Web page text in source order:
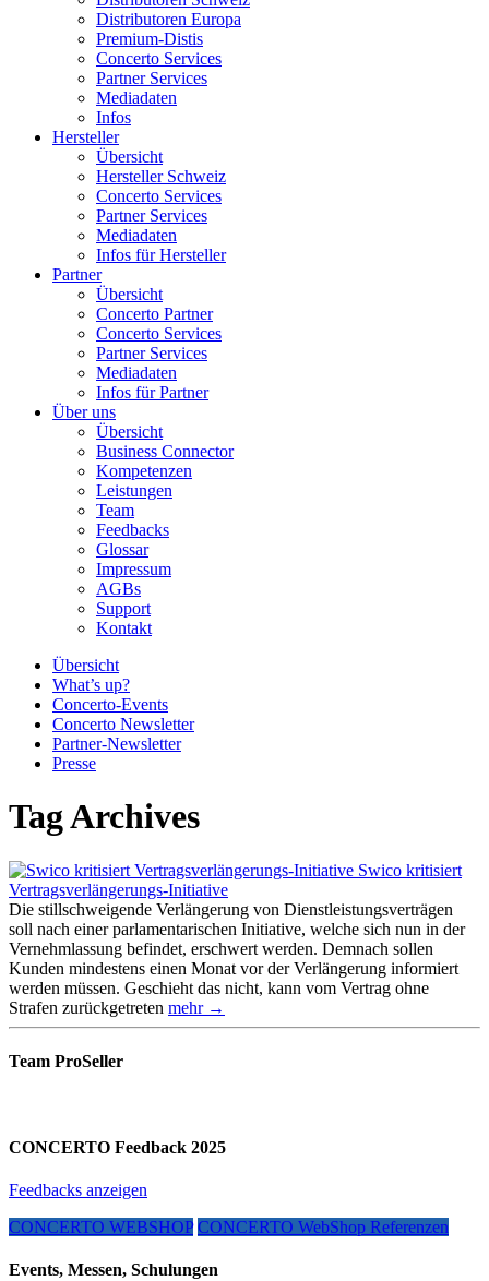
Distributoren Europa
Premium-Distis
Concerto Services
Partner Services
Mediadaten
Infos
Hersteller
Übersicht
Hersteller Schweiz
Concerto Services
Partner Services
Mediadaten
Infos für Hersteller
Partner
Übersicht
Concerto Partner
Concerto Services
Partner Services
Mediadaten
Infos für Partner
Über uns
Übersicht
Business Connector
Kompetenzen
Leistungen
Team
Feedbacks
Glossar
Impressum
AGBs
Support
Kontakt
Übersicht
What’s up?
Concerto-Events
Concerto Newsletter
Partner-Newsletter
Presse
Tag Archives
Swico kritisiert
Vertragsverlängerungs-Initiative
Die stillschweigende Verlängerung von Dienstleistungsverträgen
soll nach einer parlamentarischen Initiative, welche sich nun in der
Vernehmlassung befindet, erschwert werden. Demnach sollen
Kunden mindestens einen Monat vor der Verlängerung informiert
werden müssen. Geschieht das nicht, kann vom Vertrag ohne
Strafen zurückgetreten mehr →
Team ProSeller
CONCERTO Feedback 2025
Feedbacks anzeigen
CONCERTO WEBSHOP CONCERTO WebShop Referenzen
Events, Messen, Schulungen